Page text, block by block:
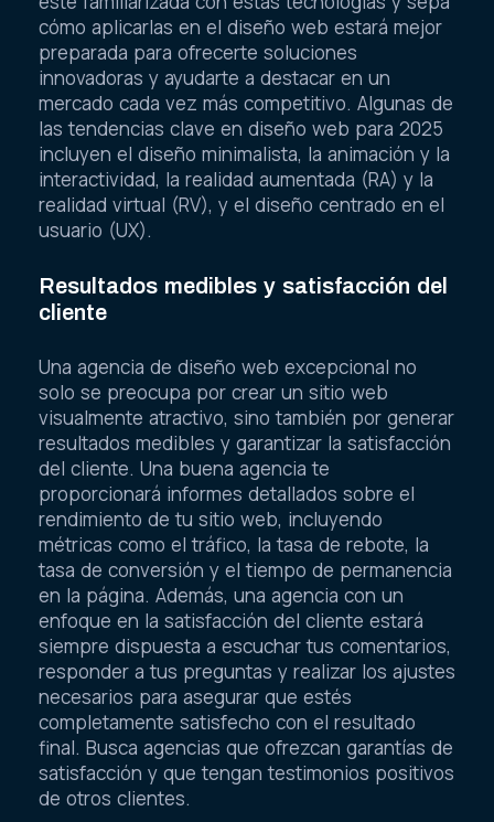
cómo aplicarlas en el diseño web estará mejor
preparada para ofrecerte soluciones
innovadoras y ayudarte a destacar en un
mercado cada vez más competitivo. Algunas de
las tendencias clave en diseño web para 2025
incluyen el diseño minimalista, la animación y la
interactividad, la realidad aumentada (RA) y la
realidad virtual (RV), y el diseño centrado en el
usuario (UX).
Resultados medibles y satisfacción del
cliente
Una agencia de diseño web excepcional no
solo se preocupa por crear un sitio web
visualmente atractivo, sino también por generar
resultados medibles y garantizar la satisfacción
del cliente. Una buena agencia te
proporcionará informes detallados sobre el
rendimiento de tu sitio web, incluyendo
métricas como el tráfico, la tasa de rebote, la
tasa de conversión y el tiempo de permanencia
en la página. Además, una agencia con un
enfoque en la satisfacción del cliente estará
siempre dispuesta a escuchar tus comentarios,
responder a tus preguntas y realizar los ajustes
necesarios para asegurar que estés
completamente satisfecho con el resultado
final. Busca agencias que ofrezcan garantías de
satisfacción y que tengan testimonios positivos
de otros clientes.